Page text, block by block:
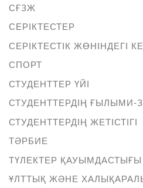
СҒЗЖ
СЕРІКТЕСТЕР
СЕРІКТЕСТІК ЖӨНІНДЕГІ
СПОРТ
СТУДЕНТТЕР ҮЙІ
СТУДЕНТТЕРДІҢ
СТУДЕНТТЕРДІҢ ЖЕТІСТІГІ
ТӘРБИЕ
ТҮЛЕКТЕР ҚАУЫМДАСТЫҒЫ
ҰЛТТЫҚ ЖӘНЕ